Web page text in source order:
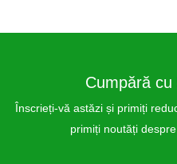
Cumpără
Înscrieți-vă astăzi și primiți
primiți noutăți